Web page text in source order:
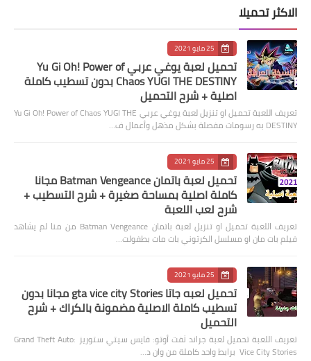
الاكثر تحميلا
25 مايو 2021
تحميل لعبة يوغي عربي Yu Gi Oh! Power of
Chaos YUGI THE DESTINY بدون تسطيب كاملة
اصلية + شرح التحميل
تعريف اللعبة تحميل او تنزيل لعبة يوغي عربي Yu Gi Oh! Power of Chaos YUGI THE
DESTINY به رسومات مفصلة بشكل مذهل وأعمال ف…
25 مايو 2021
تحميل لعبة باتمان Batman Vengeance مجانا
كاملة اصلية بمساحة صغيرة + شرح التسطيب +
شرح لعب اللعبة
تعريف اللعبة تحميل او تنزيل لعبة باتمان Batman Vengeance من منا لم يشاهد
فيلم بات مان او مسلسل الكرتوني بات مات بطفولت…
25 مايو 2021
تحميل لعبه جاتا gta vice city Stories مجانا بدون
تسطيب كاملة الاصلية مضمونة بالكراك + شرح
التحميل
تعريف اللعبة تحميل لعبة جراند ثفت أوتو: فايس سيتي ستوريز Grand Theft Auto:
Vice City Stories برابط واحد كاملة من وان د…